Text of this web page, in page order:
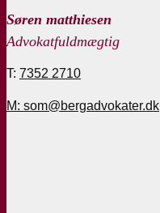
Søren matthiesen
Advokatfuldmægtig
T: 7352 2710
M: som@bergadvokater.dk